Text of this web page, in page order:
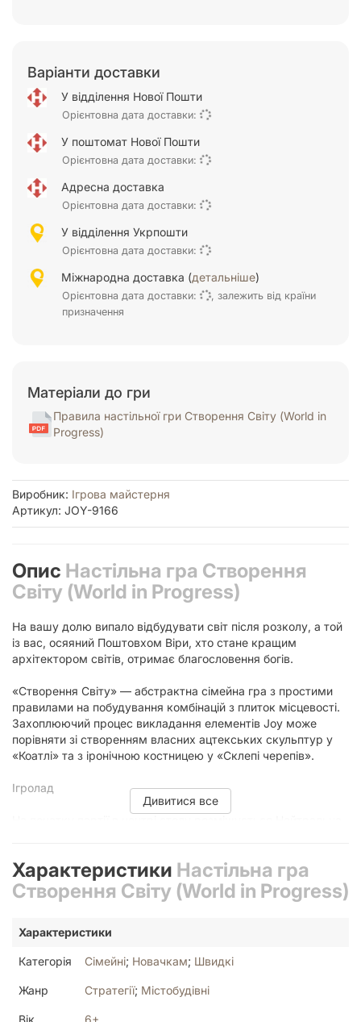
Варіанти доставки
У відділення Нової Пошти
Орієнтовна дата доставки:
У поштомат Нової Пошти
Орієнтовна дата доставки:
Адресна доставка
Орієнтовна дата доставки:
У відділення Укрпошти
Орієнтовна дата доставки:
Міжнародна доставка (детальніше)
Орієнтовна дата доставки:
, залежить від країни
призначення
Матеріали до гри
Правила настільної гри Створення Світу (World in
Progress)
Виробник: Ігрова майстерня
Артикул: JOY-9166
Опис Настільна гра Створення
Світу (World in Progress)
На вашу долю випало відбудувати світ після розколу, а той
із вас, осяяний Поштовхом Віри, хто стане кращим
архітектором світів, отримає благословення богів.
«Створення Світу» — абстрактна сімейна гра з простими
правилами на побудування комбінацій з плиток місцевості.
Захоплюючий процес викладання елементів Joy може
порівняти зі створенням власних ацтекських скульптур у
«Коатлі» та з іронічною костницею у «Склепі черепів».
Ігролад
У свій хід гравець переміщує маркер на один із рядів або
стовпців і штовхає його у напрямку стрілки. Після чого
та додає її до своєї мапи. Вільне місце на Нейтральній мапі
3х3 плитки.
Дивитися все
Характеристики Настільна гра
Створення Світу (World in Progress)
Характеристики
Категорія Сімейні; Новачкам; Швидкі
Жанр Стратегії; Містобудівні
Вік 6+